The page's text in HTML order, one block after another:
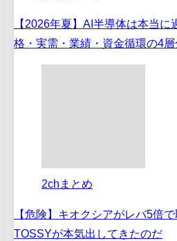
【2026年夏】AI半導体は本当
格・実需・業績・資金循環の4
2chまとめ
【危険】キオクシアがレバ5倍
TOSSYが本気出してきたのだ